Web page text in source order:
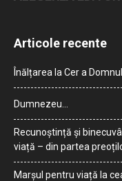
Articole recente
Înălțarea la Cer a
Dumnezeu…
Recunoștință și
viață – din partea
Marșul pentru viață la